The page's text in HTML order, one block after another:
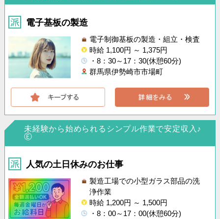
電子基板の製造
電子制御基板の製造・組立・検査
時給 1,100円 ～ 1,375円
・8：30～17：30(休憩60分)
群馬県伊勢崎市市場町
未経験から始められるシンプル作業で安定収入♪
Ⓔ
人気の土日休みのお仕事
製造工場での小型ガラス部品の洗
浄作業
時給 1,200円 ～ 1,500円
・8：00～17：00(休憩60分)